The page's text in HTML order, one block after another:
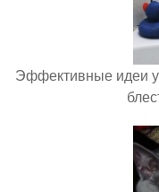
Эффективные идеи